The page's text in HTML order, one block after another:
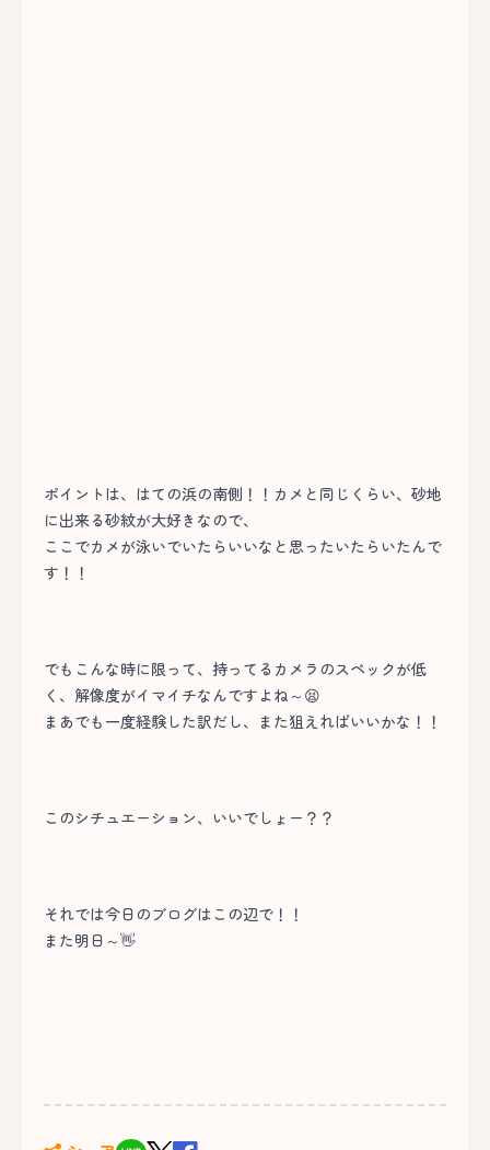
ポイントは、はての浜の南側！！カメと同じくらい、砂地
に出来る砂紋が大好きなので、
ここでカメが泳いでいたらいいなと思ったいたらいたんで
す！！
でもこんな時に限って、持ってるカメラのスペックが低
く、解像度がイマイチなんですよね～😫
まあでも一度経験した訳だし、また狙えればいいかな！！
このシチュエーション、いいでしょー？？
それでは今日のブログはこの辺で！！
また明日～👋